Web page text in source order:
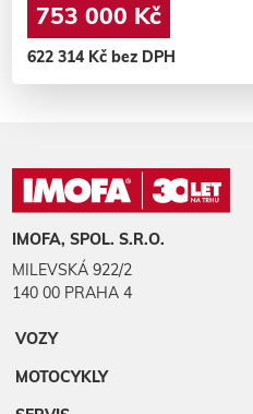
753 000 Kč
622 314 Kč bez DPH
IMOFA, SPOL. S.R.O.
MILEVSKÁ 922/2
140 00 PRAHA 4
VOZY
MOTOCYKLY